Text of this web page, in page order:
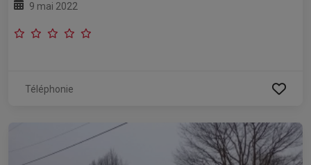
9 mai 2022
Téléphonie